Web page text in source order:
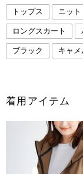
トップス ニット
ロングスカート
ブラック キャメ
着用アイテム